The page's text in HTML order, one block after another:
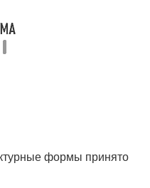
формы принято